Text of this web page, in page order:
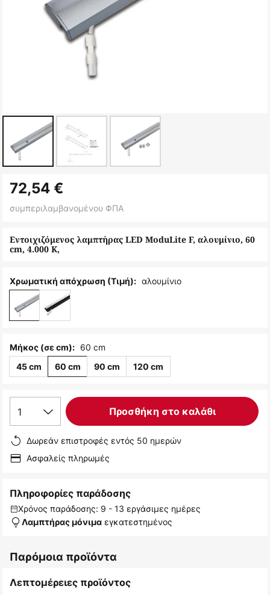
στην
αρχή
συλλογής
εικόνων
Εντοιχιζόμενος λαμπτήρας LED ModuLite F, αλουμίνιο, 60
cm, 4.000 K,
72,54 €
συμπεριλαμβανομένου ΦΠΑ
Χρωματική απόχρωση (Τιμή): αλουμίνιο
Μήκος (σε cm): 60 cm
45 cm 60 cm 90 cm 120 cm
1 Προσθήκη στο καλάθι
Δωρεάν επιστροφές εντός 50 ημερών
Ασφαλείς πληρωμές
Πληροφορίες παράδοσης
Χρόνος παράδοσης: 9 - 13 εργάσιμες ημέρες
Λαμπτήρας μόνιμα εγκατεστημένος
Παρόμοια προϊόντα
Λεπτομέρειες προϊόντος